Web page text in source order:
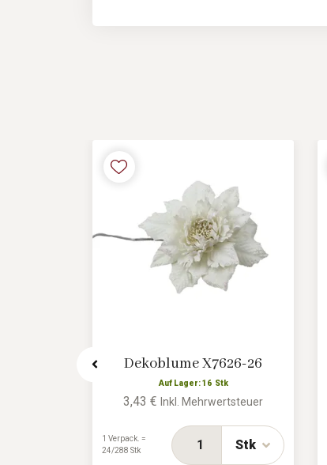
Dekoblume X7626-26
Auf Lager: 16 Stk
3,43 € Inkl. Mehrwertsteuer
Stk
1 Verpack. =
24/288 Stk